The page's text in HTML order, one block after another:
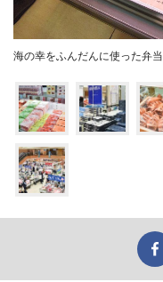
海の幸をふんだんに使った弁当